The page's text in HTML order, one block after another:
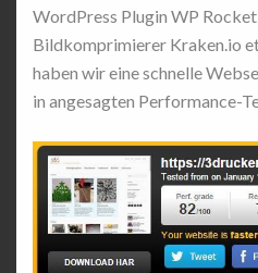
WordPress Plugin WP
Bildkomprimierer Kraken.io
haben wir eine schnelle
in angesagten Performance-